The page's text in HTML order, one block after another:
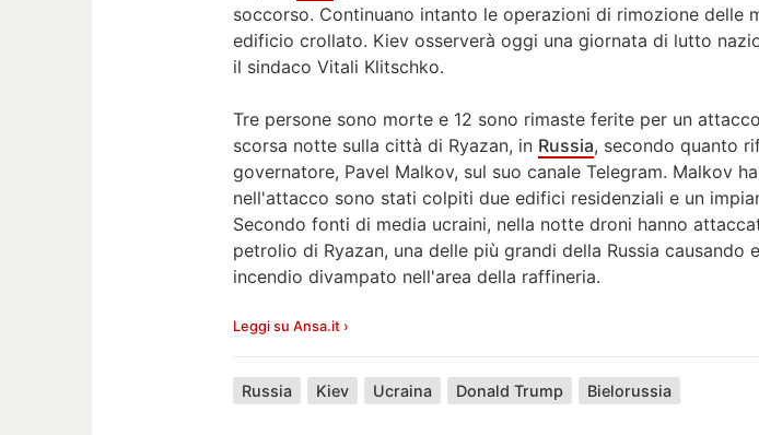
soccorso. Continuano intanto le operazioni di rimozione delle
edificio crollato. Kiev osserverà oggi una giornata di lutto
il sindaco Vitali Klitschko.
Tre persone sono morte e 12 sono rimaste ferite per un
scorsa notte sulla città di Ryazan, in Russia, secondo quanto
governatore, Pavel Malkov, sul suo canale Telegram. Malkov
nell'attacco sono stati colpiti due edifici residenziali e un
Secondo fonti di media ucraini, nella notte droni hanno
petrolio di Ryazan, una delle più grandi della Russia causando
incendio divampato nell'area della raffineria.
Leggi su Ansa.it ›
Russia Kiev Ucraina Donald Trump Bielorussia